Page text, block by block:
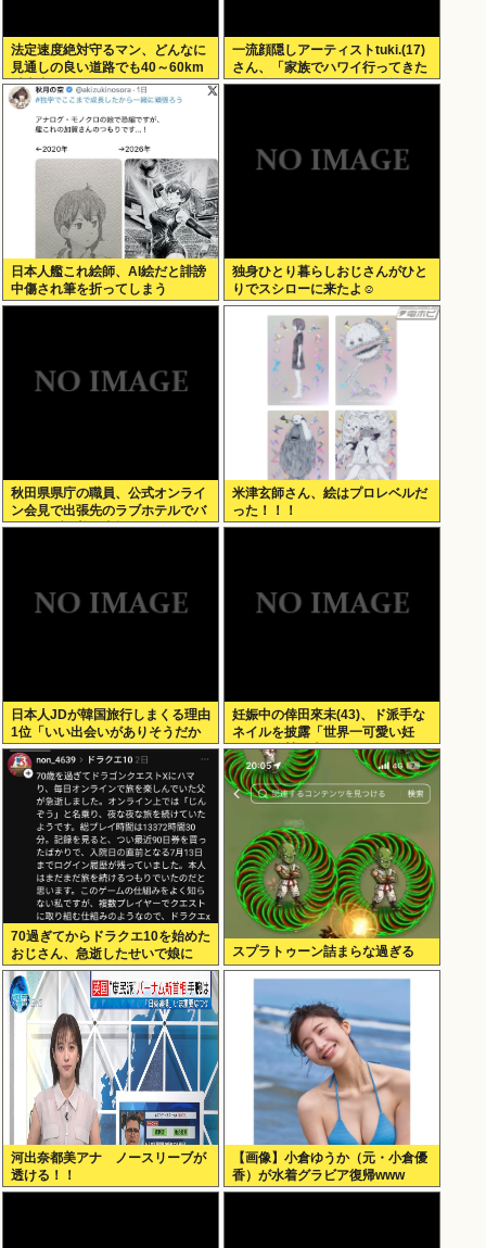
法定速度絶対守るマン、どんなに
見通しの良い道路でも40～60km
以上出さない
一流顔隠しアーティストtuki.(17)
さん、「家族でハワイ行ってきた
w」 自己顕示欲がどんどん抑えら
日本人艦これ絵師、AI絵だと誹謗
中傷され筆を折ってしまう
独身ひとり暮らしおじさんがひと
りでスシローに来たよ☺
秋田県県庁の職員、公式オンライ
ン会見で出張先のラブホテルでバ
スローブを着て喫煙しながら登場
米津玄師さん、絵はプロレベルだ
った！！！
日本人JDが韓国旅行しまくる理由
1位「いい出会いがありそうだか
ら」
妊娠中の倖田來未(43)、ド派手な
ネイルを披露「世界一可愛い妊
婦」と称賛の声
70過ぎてからドラクエ10を始めた
おじさん、急逝したせいで娘に
色々開示されてしまう
スプラトゥーン詰まらな過ぎる
河出奈都美アナ ノースリーブが
透ける！！
【画像】小倉ゆうか（元・小倉優
香）が水着グラビア復帰www